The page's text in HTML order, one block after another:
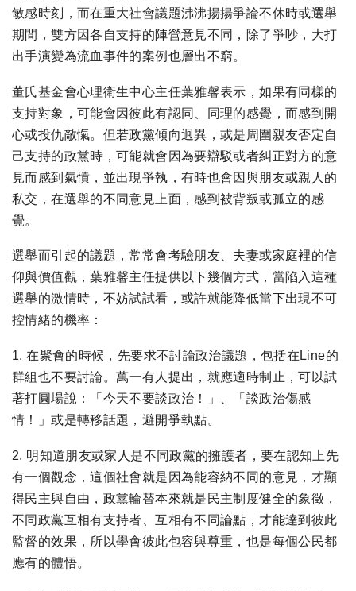
敏感時刻，而在重大社會議題沸沸揚揚爭論不休時或選舉
期間，雙方因各自支持的陣營意見不同，除了爭吵，大打
出手演變為流血事件的案例也層出不窮。
董氏基金會心理衛生中心主任葉雅馨表示，如果有同樣的
支持對象，可能會因彼此有認同、同理的感覺，而感到開
心或投仇敵愾。但若政黨傾向迥異，或是周圍親友否定自
己支持的政黨時，可能就會因為要辯駁或者糾正對方的意
見而感到氣憤，並出現爭執，有時也會因與朋友或親人的
私交，在選舉的不同意見上面，感到被背叛或孤立的感
覺。
選舉而引起的議題，常常會考驗朋友、夫妻或家庭裡的信
仰與價值觀，葉雅馨主任提供以下幾個方式，當陷入這種
選舉的激情時，不妨試試看，或許就能降低當下出現不可
控情緒的機率：
1. 在聚會的時候，先要求不討論政治議題，包括在Line的
群組也不要討論。萬一有人提出，就應適時制止，可以試
著打圓場說：「今天不要談政治！」、「談政治傷感
情！」或是轉移話題，避開爭執點。
2. 明知道朋友或家人是不同政黨的擁護者，要在認知上先
有一個觀念，這個社會就是因為能容納不同的意見，才顯
得民主與自由，政黨輪替本來就是民主制度健全的象徵，
不同政黨互相有支持者、互相有不同論點，才能達到彼此
監督的效果，所以學會彼此包容與尊重，也是每個公民都
應有的體悟。